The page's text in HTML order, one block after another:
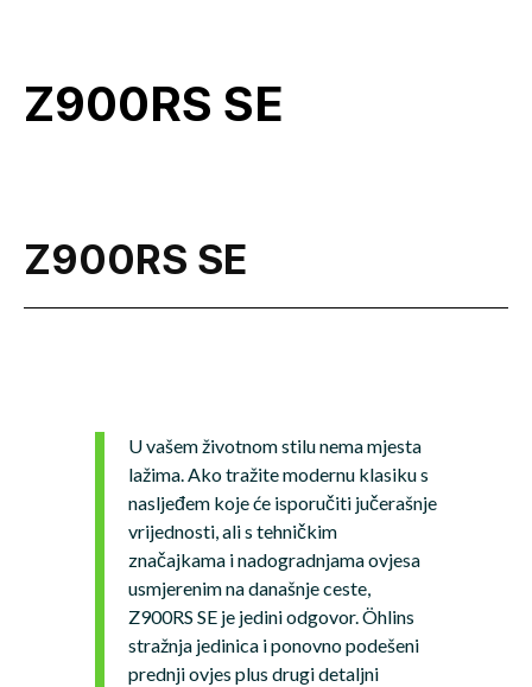
Z900RS SE
Z900RS SE
U vašem životnom stilu nema mjesta
lažima. Ako tražite modernu klasiku s
nasljeđem koje će isporučiti jučerašnje
vrijednosti, ali s tehničkim
značajkama i nadogradnjama ovjesa
usmjerenim na današnje ceste,
Z900RS SE je jedini odgovor. Öhlins
stražnja jedinica i ponovno podešeni
prednji ovjes plus drugi detaljni